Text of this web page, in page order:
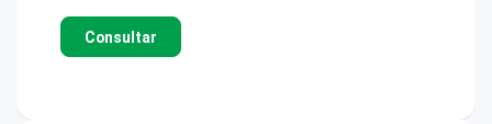
Consultar